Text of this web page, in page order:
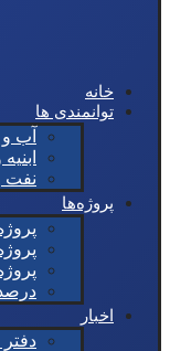
خانه
توانمندی ها
آب
نفت
پروژه‌ها
اخبار